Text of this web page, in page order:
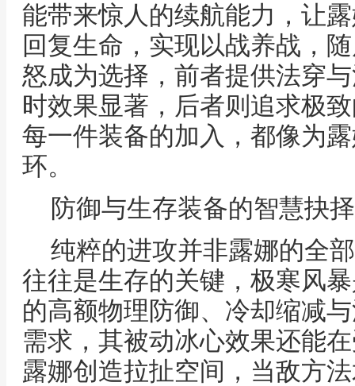
能带来惊人的续航能力，让
回复生命，实现以战养战，
怒成为选择，前者提供法穿
时效果显著，后者则追求极
每一件装备的加入，都像为
环。
防御与生存装备的智慧抉择
纯粹的进攻并非露娜的全
往往是生存的关键，极寒风
的高额物理防御、冷却缩减
需求，其被动冰心效果还能
露娜创造拉扯空间，当敌方